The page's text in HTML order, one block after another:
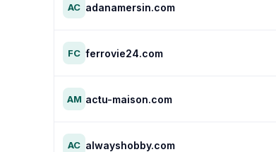
AC adanamersin.com
FC ferrovie24.com
AM actu-maison.com
AC alwayshobby.com